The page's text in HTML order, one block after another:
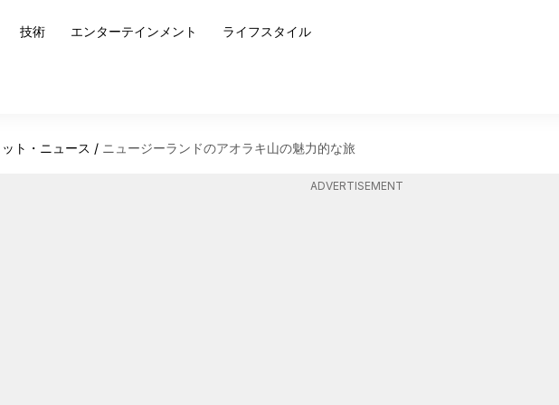
技術 エンターテインメント ライフスタイル
ト・ニュース / ニュージーランドのアオラキ山の魅力的な旅
ADVERTISEMENT